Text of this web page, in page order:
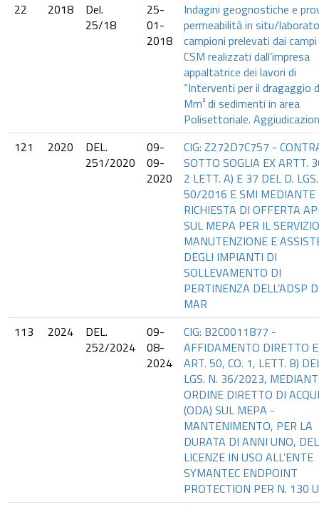
22
2018
Del.
25/18
25-
01-
2018
Indagini geognostiche e
permeabilità in situ/
campioni prelevati dai
CSM realizzati dall’impresa
appaltatrice dei lavori di
“Interventi per il dragaggio
Mm³ di sedimenti in area
Polisettoriale.
121
2020
DEL.
251/2020
09-
09-
2020
CIG: Z272D7C757 -
SOTTO SOGLIA EX ARTT.
2 LETT. A) E 37 DEL D.
50/2016 E SMI MEDIANTE
RICHIESTA DI OFFERTA
SUL MEPA PER IL
MANUTENZIONE E
DEGLI IMPIANTI DI
SOLLEVAMENTO DI
PERTINENZA DELL’ADSP
MAR
113
2024
DEL.
252/2024
09-
08-
2024
CIG: B2C0011877 -
AFFIDAMENTO DIRETTO
ART. 50, CO. 1, LETT. B)
LGS. N. 36/2023,
ORDINE DIRETTO DI
(ODA) SUL MEPA -
MANTENIMENTO, PER LA
DURATA DI ANNI UNO,
LICENZE IN USO ALL’ENTE
SYMANTEC ENDPOINT
PROTECTION PER N. 130 U